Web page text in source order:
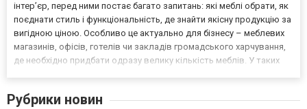
інтер’єр, перед ними постає багато запитань: які меблі обрати, як
поєднати стиль і функціональність, де знайти якісну продукцію за
вигідною ціною. Особливо це актуально для бізнесу – меблевих
магазинів, офісів, готелів чи закладів громадського харчування,
де необхідно придбати одразу велику кількість меблів. У таких
Рубрики новин